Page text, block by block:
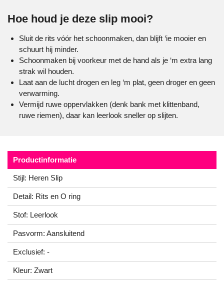
Hoe houd je deze slip mooi?
Sluit de rits vóór het schoonmaken, dan blijft ‘ie mooier en
schuurt hij minder.
Schoonmaken bij voorkeur met de hand als je ‘m extra lang
strak wil houden.
Laat aan de lucht drogen en leg ‘m plat, geen droger en geen
verwarming.
Vermijd ruwe oppervlakken (denk bank met klittenband,
ruwe riemen), daar kan leerlook sneller op slijten.
Productinformatie
Stijl: Heren Slip
Detail: Rits en O ring
Stof: Leerlook
Pasvorm: Aansluitend
Exclusief: -
Kleur: Zwart